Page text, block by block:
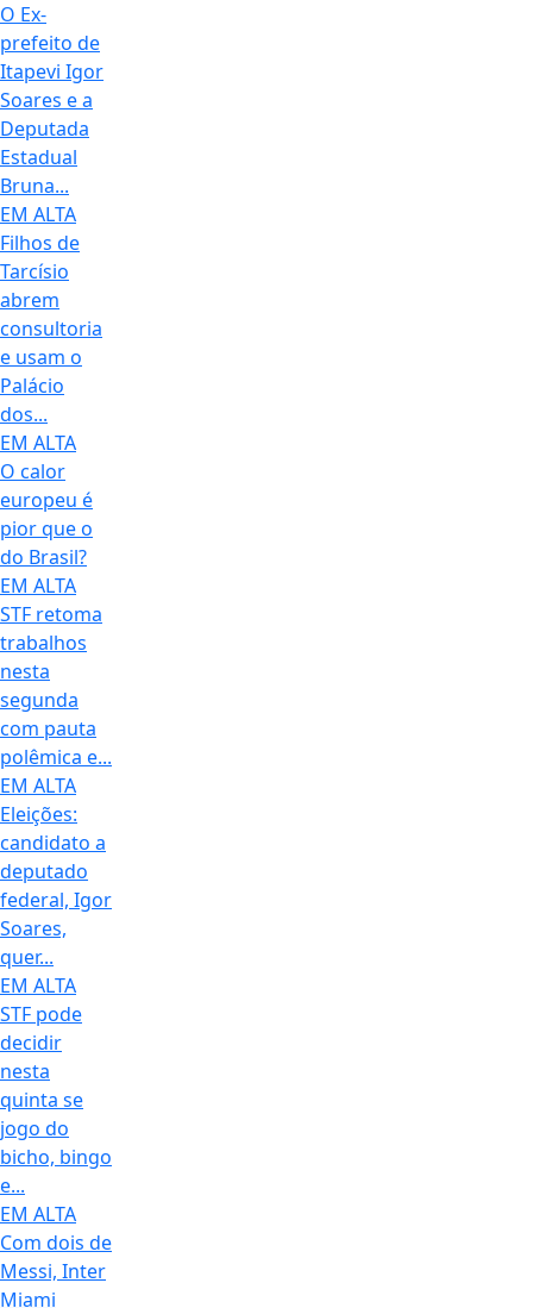
O Ex-
prefeito de
Itapevi Igor
Soares e a
Deputada
Estadual
Bruna...
EM ALTA
Filhos de
Tarcísio
abrem
consultoria
e usam o
Palácio
dos...
EM ALTA
O calor
europeu é
pior que o
do Brasil?
EM ALTA
STF retoma
trabalhos
nesta
segunda
com pauta
polêmica e...
EM ALTA
Eleições:
candidato a
deputado
federal, Igor
Soares,
quer...
EM ALTA
STF pode
decidir
nesta
quinta se
jogo do
bicho, bingo
e...
EM ALTA
Com dois de
Messi, Inter
Miami